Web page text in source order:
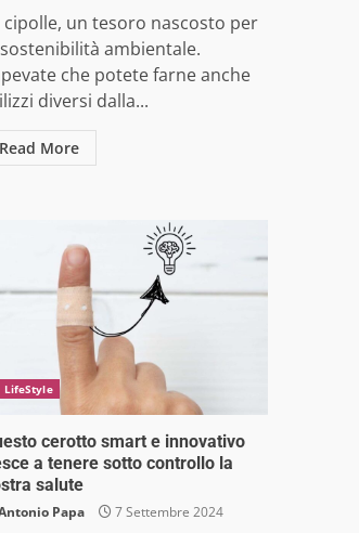
cipolle, un tesoro nascosto per
ambientale.
che potete farne anche
diversi dalla...
Read More
LifeStyle
cerotto smart e innovativo
a tenere sotto controllo la
salute
Papa 7 Settembre 2024